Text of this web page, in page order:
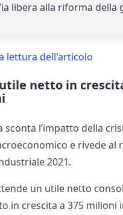
libera alla riforma della
lettura dell'articolo
netto in
sconta l’impatto della
e rivede al
2021.
un utile netto
in crescita a 375 milioni